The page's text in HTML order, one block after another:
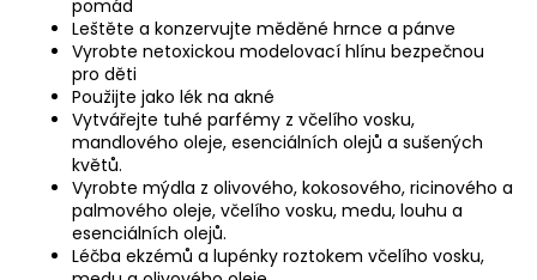
pomád
Leštěte a konzervujte měděné hrnce a pánve
Vyrobte netoxickou modelovací hlínu bezpečnou
pro děti
Použijte jako lék na akné
Vytvářejte tuhé parfémy z včelího vosku,
mandlového oleje, esenciálních olejů a sušených
květů.
Vyrobte mýdla z olivového, kokosového, ricinového a
palmového oleje, včelího vosku, medu, louhu a
esenciálních olejů.
Léčba ekzémů a lupénky roztokem včelího vosku,